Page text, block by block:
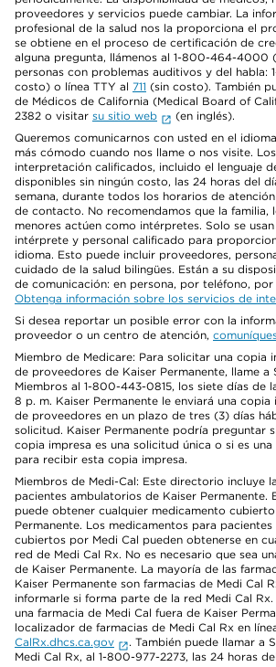
proveedores y servicios puede cambiar. La
profesional de la salud nos la proporciona el
se obtiene en el proceso de certificación de
alguna pregunta, llámenos al 1-800-464-4000
personas con problemas auditivos y del
costo) o línea TTY al 711 (sin costo). También
de Médicos de California (Medical Board of
2382 o visitar su sitio web
(en inglés).
Queremos comunicarnos con usted en el
más cómodo cuando nos llame o nos visite.
interpretación calificados, incluido el lenguaje
disponibles sin ningún costo, las 24 horas del
semana, durante todos los horarios de
de contacto. No recomendamos que la familia,
menores actúen como intérpretes. Solo se
intérprete y personal calificado para
idioma. Esto puede incluir proveedores,
cuidado de la salud bilingües. Están a su
de comunicación: en persona, por teléfono,
Obtenga información sobre los servicios de
Si desea reportar un posible error con la
proveedor o un centro de atención,
Miembro de Medicare: Para solicitar una copia
de proveedores de Kaiser Permanente, llame a
Miembros al 1-800-443-0815, los siete días de
8 p. m. Kaiser Permanente le enviará una
de proveedores en un plazo de tres (3) días
solicitud. Kaiser Permanente podría preguntar
copia impresa es una solicitud única o si es
para recibir esta copia impresa.
Miembros de Medi-Cal: Este directorio incluye
pacientes ambulatorios de Kaiser Permanente.
puede obtener cualquier medicamento
Permanente. Los medicamentos para
cubiertos por Medi Cal pueden obtenerse en
red de Medi Cal Rx. No es necesario que sea
de Kaiser Permanente. La mayoría de las
Kaiser Permanente son farmacias de Medi Cal
informarle si forma parte de la red Medi Cal
una farmacia de Medi Cal fuera de Kaiser
localizador de farmacias de Medi Cal Rx en
CalRx.dhcs.ca.gov
. También puede llamar a
Medi Cal Rx, al 1-800-977-2273, las 24 horas